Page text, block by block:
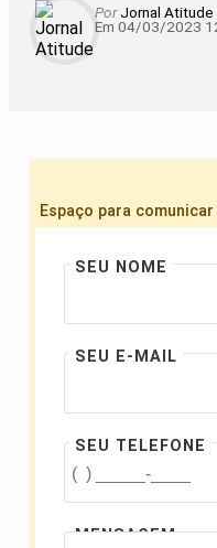
PorJornal Atitude
Em 04/03/2023
Espaço para
SEU NOME
SEU E-MAIL
SEU TELEFONE
MENSAGEM